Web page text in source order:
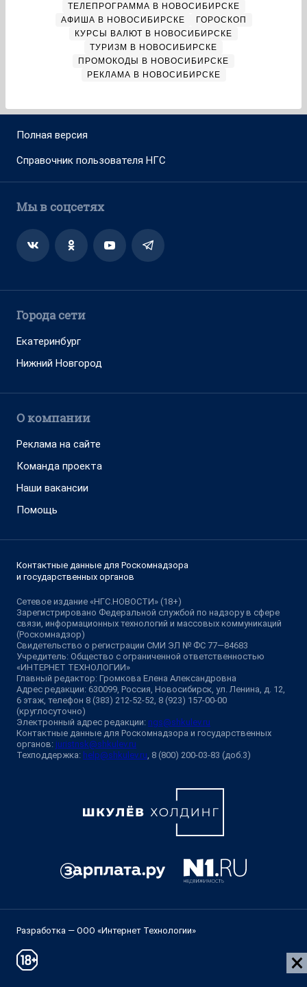
ТЕЛЕПРОГРАММА В НОВОСИБИРСКЕ
АФИША В НОВОСИБИРСКЕ
ГОРОСКОП
КУРСЫ ВАЛЮТ В НОВОСИБИРСКЕ
ТУРИЗМ В НОВОСИБИРСКЕ
ПРОМОКОДЫ В НОВОСИБИРСКЕ
РЕКЛАМА В НОВОСИБИРСКЕ
Полная версия
Справочник пользователя НГС
Мы в соцсетях
Города сети
Екатеринбург
Нижний Новгород
О компании
Реклама на сайте
Команда проекта
Наши вакансии
Помощь
Контактные данные для Роскомнадзора
и государственных органов
Сетевое издание «НГС.НОВОСТИ» (18+)
Зарегистрировано Федеральной службой по надзору в сфере
связи, информационных технологий и массовых коммуникаций
(Роскомнадзор)
Свидетельство о регистрации СМИ ЭЛ № ФС 77—84683
Учредитель: Общество с ограниченной ответственностью
«ИНТЕРНЕТ ТЕХНОЛОГИИ»
Главный редактор: Громкова Елена Александровна
Адрес редакции: 630099, Россия, Новосибирск, ул. Ленина, д. 12,
6 этаж, телефон 8 (383) 212-52-52, 8 (923) 157-00-00
(круглосуточно)
Электронный адрес редакции: ngs@shkulev.ru
Контактные данные для Роскомнадзора и государственных
органов: juristnsk@shkulev.ru
Техподдержка: help@shkulev.ru , 8 (800) 200-03-83 (доб.3)
Разработка — ООО «Интернет Технологии»